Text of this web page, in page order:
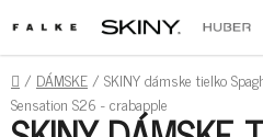
NA
OBSAH
DOMOV
/ DÁMSKE/ SKINY dámske tielko
Sensation S26 - crabapple